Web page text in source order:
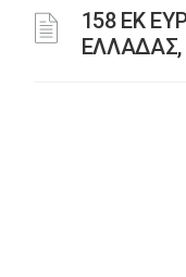
158 ΕΚ
ΕΛΛΑΔΑΣ,